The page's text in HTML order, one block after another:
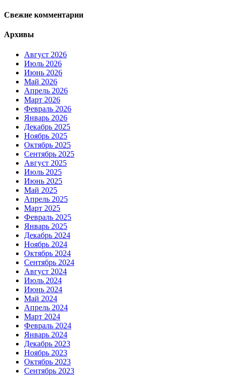
Свежие комментарии
Архивы
Август 2026
Июль 2026
Июнь 2026
Май 2026
Апрель 2026
Март 2026
Февраль 2026
Январь 2026
Декабрь 2025
Ноябрь 2025
Октябрь 2025
Сентябрь 2025
Август 2025
Июль 2025
Июнь 2025
Май 2025
Апрель 2025
Март 2025
Февраль 2025
Январь 2025
Декабрь 2024
Ноябрь 2024
Октябрь 2024
Сентябрь 2024
Август 2024
Июль 2024
Июнь 2024
Май 2024
Апрель 2024
Март 2024
Февраль 2024
Январь 2024
Декабрь 2023
Ноябрь 2023
Октябрь 2023
Сентябрь 2023